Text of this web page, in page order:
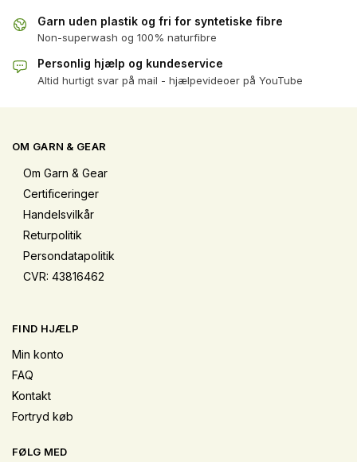
Garn uden plastik og fri for syntetiske fibre
Non-superwash og 100% naturfibre
Personlig hjælp og kundeservice
Altid hurtigt svar på mail - hjælpevideoer på YouTube
OM GARN & GEAR
Om Garn & Gear
Certificeringer
Handelsvilkår
Returpolitik
Persondatapolitik
CVR: 43816462
FIND HJÆLP
Min konto
FAQ
Kontakt
Fortryd køb
FØLG MED